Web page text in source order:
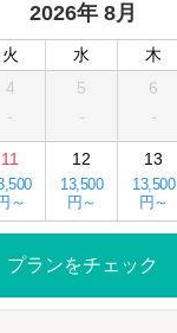
2026年 8月
火 水 木
4
-
5
-
6
-
11
～
12
13,500
円～
13
13,500
円～
プランをチェック